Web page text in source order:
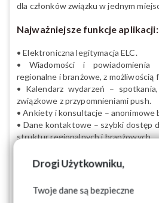
Drogi Użytkowniku,
Twoje dane są bezpieczne
dla członków związku w jednym
Najważniejsze funkcje aplikacji:
• Elektroniczna legitymacja ELC.
• Wiadomości i powiadomienia
regionalne i branżowe, z możliwością
• Kalendarz wydarzeń –
związkowe z przypomnieniami push.
• Ankiety i konsultacje – anonimowe
• Dane kontaktowe – szybki dostęp
struktur regionalnych i branżowych.
członków.
• Portfel kart – możliwość
lojalnościowych poprzez skan kodów.
• Chatbot z wiedzą prawną –